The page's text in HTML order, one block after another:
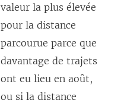
valeur la plus élevée
pour la distance
parcourue parce que
davantage de trajets
ont eu lieu en août,
ou si la distance